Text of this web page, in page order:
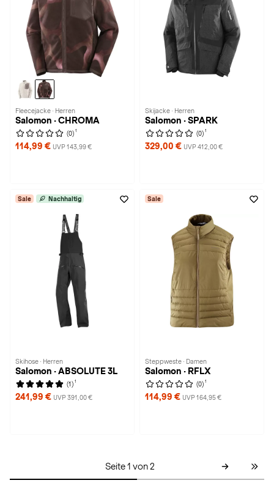
Fleecejacke · Herren
Salomon · CHROMA
(0) 1
114,99 € UVP 143,99 €
Skijacke · Herren
Salomon · SPARK
(0) 1
329,00 € UVP 412,00 €
Sale Nachhaltig
Skihose · Herren
Salomon · ABSOLUTE 3L
(1) 1
241,99 € UVP 391,00 €
Sale
Steppweste · Damen
Salomon · RFLX
(0) 1
114,99 € UVP 164,95 €
Seite 1 von 2